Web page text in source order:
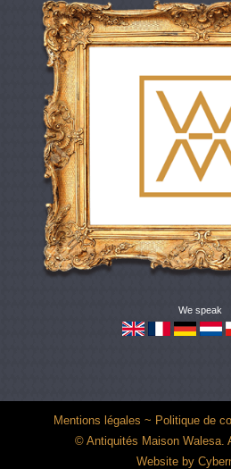
We speak
Mentions légales ~ Politique de
© Antiquités Maison Walesa.
Website by